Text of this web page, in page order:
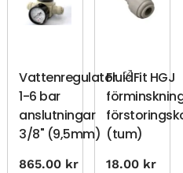
Vattenregulator
1-6 bar
anslutningar
3/8" (9,5mm)
865.00 kr
FluidFit HGJ
(tum)
18.00 kr